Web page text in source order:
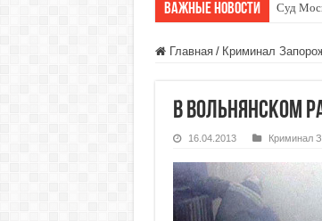
Важные новости Суд
Главная / Криминал
В Вольнянском
16.04.2013 Криминал